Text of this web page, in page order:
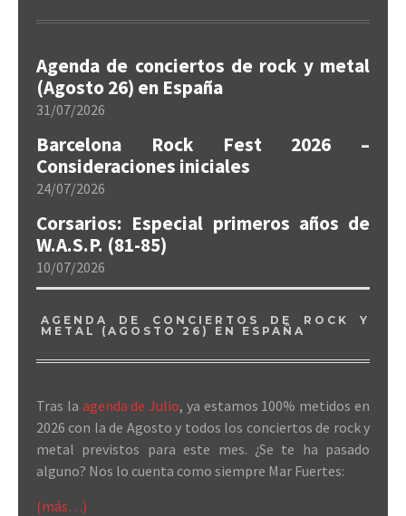
Agenda de conciertos de rock y metal
(Agosto 26) en España
31/07/2026
Barcelona Rock Fest 2026 –
Consideraciones iniciales
24/07/2026
Corsarios: Especial primeros años de
W.A.S.P. (81-85)
10/07/2026
AGENDA DE CONCIERTOS DE ROCK Y
METAL (AGOSTO 26) EN ESPAÑA
Tras la agenda de Julio, ya estamos 100% metidos en
2026 con la de Agosto y todos los conciertos de rock y
metal previstos para este mes. ¿Se te ha pasado
alguno? Nos lo cuenta como siempre Mar Fuertes:
(más…)